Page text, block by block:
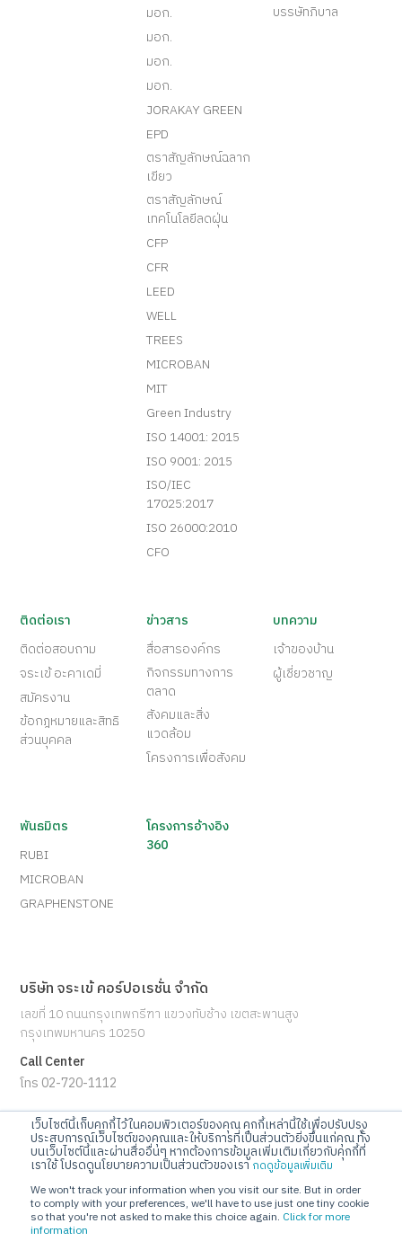
เว็บไซต์นี้เก็บคุกกี้ไว้ในคอมพิวเตอร์ของคุณ คุกกี้เหล่านี้ใช้เพื่อปรับปรุง
ประสบการณ์เว็บไซต์ของคุณและให้บริการที่เป็นส่วนตัวยิ่งขึ้นแก่คุณ ทั้ง
บนเว็บไซต์นี้และผ่านสื่ออื่นๆ หากต้องการข้อมูลเพิ่มเติมเกี่ยวกับคุกกี้ที่
เราใช้ โปรดดูนโยบายความเป็นส่วนตัวของเรากดดูข้อมูลเพิ่มเติม
We won't track your information when you visit our site. But in order
to comply with your preferences, we'll have to use just one tiny cookie
so that you're not asked to make this choice again. Click for more
information
มอก.
มอก.
มอก.
มอก.
JORAKAY GREEN
EPD
ตราสัญลักษณ์ฉลาก
เขียว
ตราสัญลักษณ์
เทคโนโลยีลดฝุ่น
CFP
CFR
LEED
WELL
TREES
MICROBAN
MIT
Green Industry
ISO 14001: 2015
ISO 9001: 2015
ISO/IEC
17025:2017
ISO 26000:2010
CFO
บรรษัทภิบาล
ติดต่อเรา
ติดต่อสอบถาม
จระเข้ อะคาเดมี่
สมัครงาน
ข้อกฎหมายและสิทธิ
ส่วนบุคคล
ข่าวสาร
สื่อสารองค์กร
กิจกรรมทางการ
ตลาด
สังคมและสิ่ง
แวดล้อม
โครงการเพื่อสังคม
บทความ
เจ้าของบ้าน
ผู้เชี่ยวชาญ
พันธมิตร
RUBI
MICROBAN
GRAPHENSTONE
โครงการอ้างอิง
360
บริษัท จระเข้ คอร์ปอเรชั่น จำกัด
เลขที่ 10 ถนนกรุงเทพกรีฑา แขวงทับช้าง เขตสะพานสูง
กรุงเทพมหานคร 10250
Call Center
โทร 02-720-1112
E-mail
info@jorakay.co.th
Social